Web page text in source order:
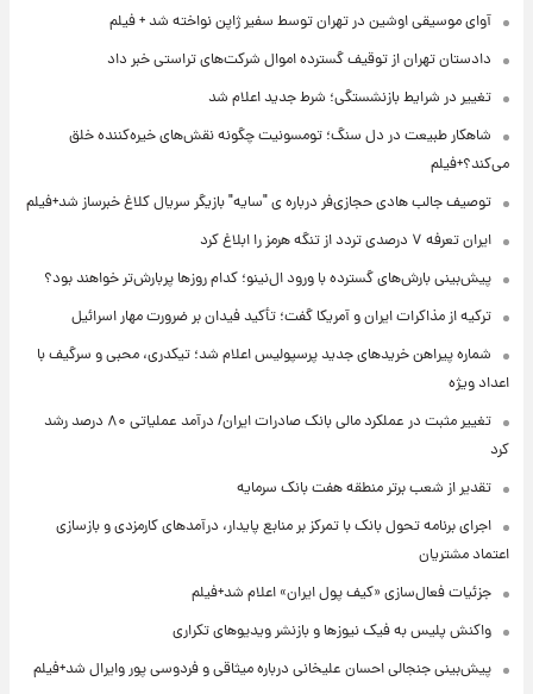
آوای موسیقی اوشین در تهران توسط سفیر ژاپن نواخته شد + فیلم
دادستان تهران از توقیف گسترده اموال شرکت‌های تراستی خبر داد
تغییر در شرایط بازنشستگی؛ شرط جدید اعلام شد
شاهکار طبیعت در دل سنگ؛ تومسونیت چگونه نقش‌های خیره‌کننده خلق
می‌کند؟+فیلم
توصیف جالب هادی حجازی‌فر درباره ی "سایه" بازیگر سریال کلاغ خبرساز شد+فیلم
ایران تعرفه ۷ درصدی تردد از تنگه هرمز را ابلاغ کرد
پیش‌بینی بارش‌های گسترده با ورود ال‌نینو؛ کدام روزها پربارش‌تر خواهند بود؟
ترکیه از مذاکرات ایران و آمریکا گفت؛ تأکید فیدان بر ضرورت مهار اسرائیل
شماره پیراهن خریدهای جدید پرسپولیس اعلام شد؛ تیکدری، محبی و سرگیف با
اعداد ویژه
تغییر مثبت در عملکرد مالی بانک صادرات ایران/ درآمد عملیاتی ۸۰ درصد رشد
کرد
تقدیر از شعب برتر منطقه هفت بانک سرمایه
اجرای برنامه تحول بانک با تمرکز بر منابع پایدار، درآمدهای کارمزدی و بازسازی
اعتماد مشتریان
جزئیات فعال‌سازی «کیف پول ایران» اعلام شد+فیلم
واکنش پلیس به فیک نیوزها و بازنشر ویدیوهای تکراری
پیش‌بینی جنجالی احسان علیخانی درباره میثاقی و فردوسی پور وایرال شد+فیلم